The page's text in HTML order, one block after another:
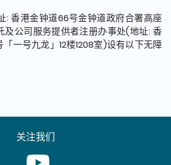
:香港金钟道66号金钟道政府合署高座
及公司服务提供者注册办事处(地址:香
「一号九龙」 12楼1208室)设有以下无障
关注我们
Youtube [This link will pop up in